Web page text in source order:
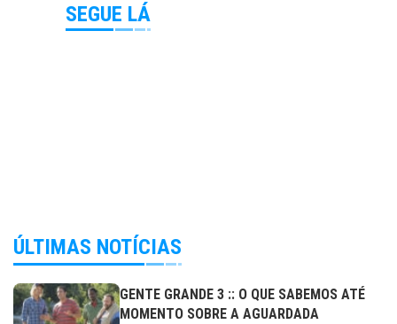
SEGUE LÁ
ÚLTIMAS NOTÍCIAS
GENTE GRANDE 3 :: O QUE SABEMOS ATÉ
MOMENTO SOBRE A AGUARDADA